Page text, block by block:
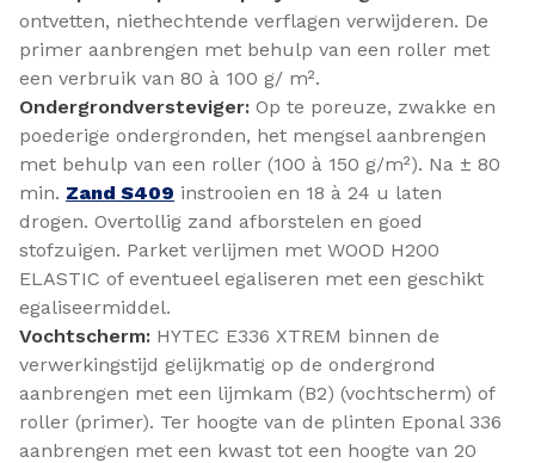
ontvetten, niethechtende verflagen verwijderen. De
primer aanbrengen met behulp van een roller met
een verbruik van 80 à 100 g/ m².
Ondergrondversteviger: Op te poreuze, zwakke en
poederige ondergronden, het mengsel aanbrengen
met behulp van een roller (100 à 150 g/m²). Na ± 80
min. Zand S409 instrooien en 18 à 24 u laten
drogen. Overtollig zand afborstelen en goed
stofzuigen. Parket verlijmen met WOOD H200
ELASTIC of eventueel egaliseren met een geschikt
egaliseermiddel.
Vochtscherm: HYTEC E336 XTREM binnen de
verwerkingstijd gelijkmatig op de ondergrond
aanbrengen met een lijmkam (B2) (vochtscherm) of
roller (primer). Ter hoogte van de plinten Eponal 336
aanbrengen met een kwast tot een hoogte van 20